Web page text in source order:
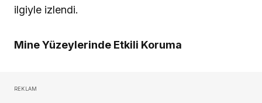
ilgiyle izlendi.
Mine Yüzeylerinde Etkili Koruma
REKLAM